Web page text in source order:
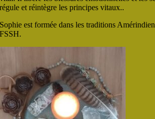
régule et réintègre les principes vitaux..
Sophie est formée dans les traditions
FSSH.